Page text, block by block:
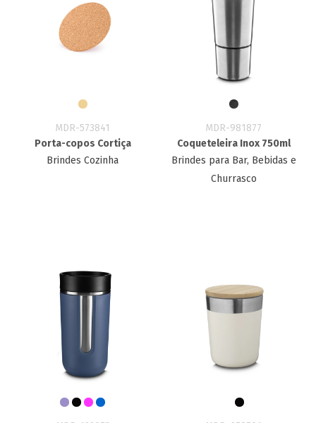
MDR-573841
Porta-copos Cortiça
Brindes Cozinha
MDR-981877
Coqueteleira Inox 750ml
Brindes para Bar, Bebidas e
Churrasco